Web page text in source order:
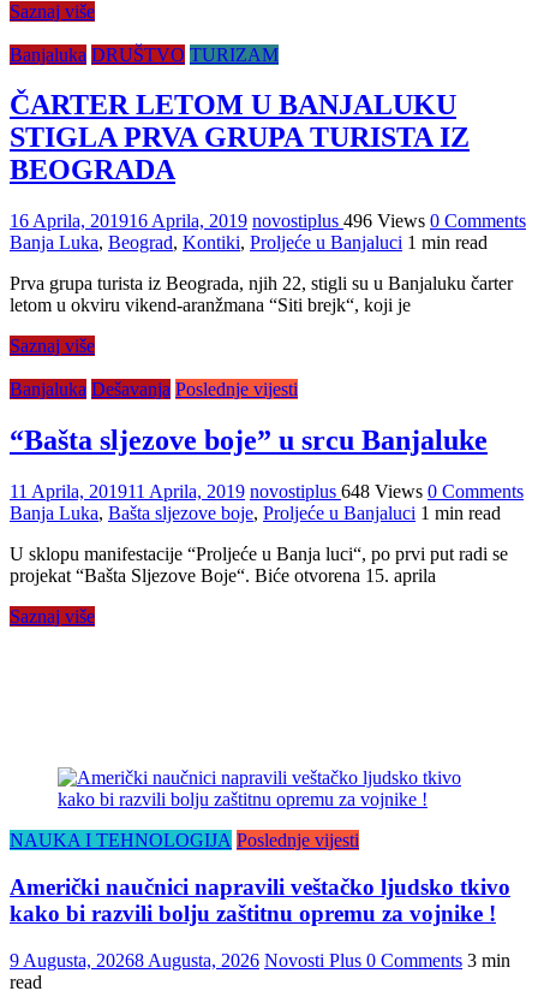
Saznaj više
Banjaluka DRUŠTVO TURIZAM
ČARTER LETOM U BANJALUKU
STIGLA PRVA GRUPA TURISTA IZ
BEOGRADA
16 Aprila, 201916 Aprila, 2019 novostiplus 496 Views 0 Comments
Banja Luka, Beograd, Kontiki, Proljeće u Banjaluci 1 min read
Prva grupa turista iz Beograda, njih 22, stigli su u Banjaluku čarter
letom u okviru vikend-aranžmana “Siti brejk“, koji je
Saznaj više
Banjaluka Dešavanja Poslednje vijesti
“Bašta sljezove boje” u srcu Banjaluke
11 Aprila, 201911 Aprila, 2019 novostiplus 648 Views 0 Comments
Banja Luka, Bašta sljezove boje, Proljeće u Banjaluci 1 min read
U sklopu manifestacije “Proljeće u Banja luci“, po prvi put radi se
projekat “Bašta Sljezove Boje“. Biće otvorena 15. aprila
Saznaj više
NAUKA I TEHNOLOGIJA Poslednje vijesti
Američki naučnici napravili veštačko ljudsko tkivo
kako bi razvili bolju zaštitnu opremu za vojnike !
9 Augusta, 20268 Augusta, 2026 Novosti Plus 0 Comments 3 min
read